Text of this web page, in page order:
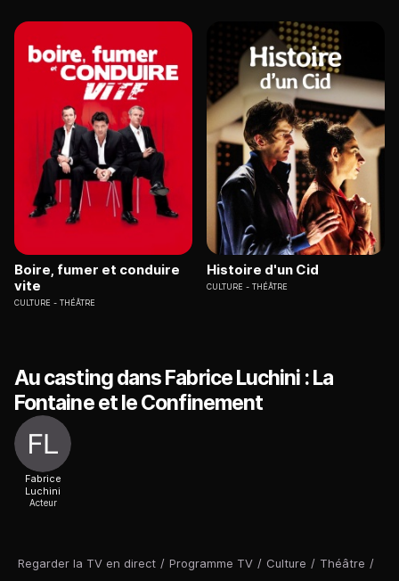
Regarder la TV en direct / Programme TV / Culture / Théâtre /
Boire, fumer et conduire
vite
CULTURE THÉÂTRE
Histoire d'un Cid
CULTURE THÉÂTRE
Au casting dans Fabrice Luchini : La
Fontaine et le Confinement
Fabrice
Luchini
Acteur